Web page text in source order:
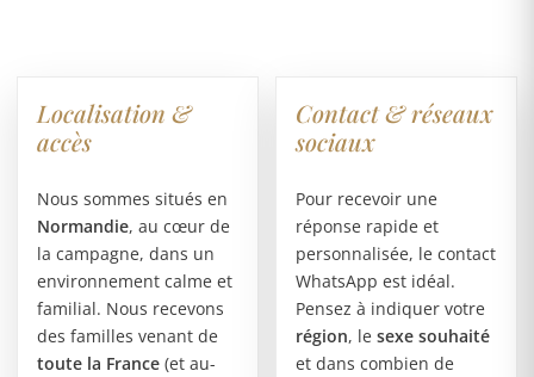
Localisation &
accès
Nous sommes situés en
Normandie, au cœur de
la campagne, dans un
environnement calme et
familial. Nous recevons
des familles venant de
toute la France (et au-
Contact & réseaux
sociaux
Pour recevoir une
réponse rapide et
personnalisée, le contact
WhatsApp est idéal.
Pensez à indiquer votre
région, le sexe souhaité
et dans combien de